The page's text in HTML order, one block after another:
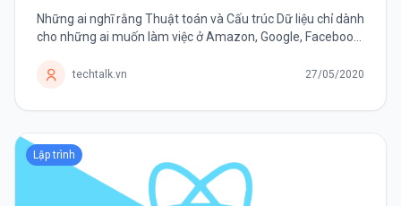
Những ai nghĩ rằng Thuật toán và Cấu trúc Dữ liệu chỉ dành
cho những ai muốn làm việc ở Amazon, Google, Facebook,
tồn tại bền vững...
techtalk.vn 27/05/2020
Lập trình